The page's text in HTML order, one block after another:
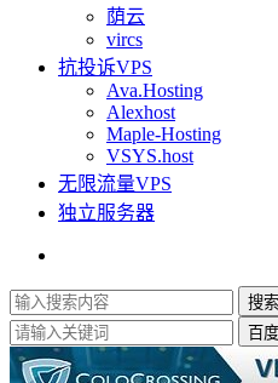
荫云
vircs
抗投诉VPS
Ava.Hosting
Alexhost
Maple-Hosting
VSYS.host
无限流量VPS
独立服务器